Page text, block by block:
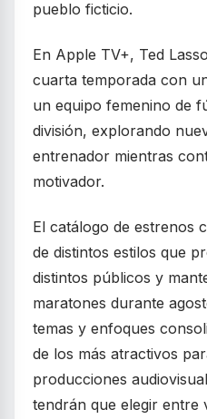
pueblo ficticio.
En Apple TV+, Ted
cuarta temporada con
un equipo femenino de
división, explorando
entrenador mientras
motivador.
El catálogo de estrenos
de distintos estilos que
distintos públicos y
maratones durante
temas y enfoques
de los más atractivos
producciones
tendrán que elegir entre